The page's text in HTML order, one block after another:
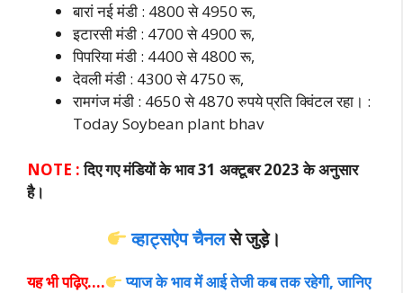
बारां नई मंडी : 4800 से 4950 रू,
इटारसी मंडी : 4700 से 4900 रू,
पिपरिया मंडी : 4400 से 4800 रू,
देवली मंडी : 4300 से 4750 रू,
रामगंज मंडी : 4650 से 4870 रुपये प्रति क्विंटल रहा। :
Today Soybean plant bhav
NOTE :दिए गए मंडियों के भाव 31 अक्टूबर 2023 के अनुसार
है।
व्हाट्सऐप चैनलसे जुड़े।
यह भी पढ़िए….
प्याज के भाव में आई तेजी कब तक रहेगी, जानिए